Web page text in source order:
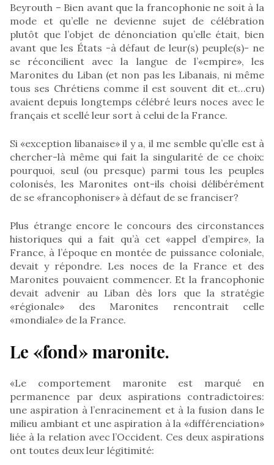
Beyrouth – Bien avant que la francophonie ne soit à la
mode et qu’elle ne devienne sujet de célébration
plutôt que l’objet de dénonciation qu’elle était, bien
avant que les États -à défaut de leur(s) peuple(s)- ne
se réconcilient avec la langue de l’«empire», les
Maronites du Liban (et non pas les Libanais, ni même
tous ses Chrétiens comme il est souvent dit et…cru)
avaient depuis longtemps célébré leurs noces avec le
français et scellé leur sort à celui de la France.
Si «exception libanaise» il y a, il me semble qu’elle est à
chercher-là même qui fait la singularité de ce choix:
pourquoi, seul (ou presque) parmi tous les peuples
colonisés, les Maronites ont-ils choisi délibérément
de se «francophoniser» à défaut de se franciser?
Plus étrange encore le concours des circonstances
historiques qui a fait qu’à cet «appel d’empire», la
France, à l’époque en montée de puissance coloniale,
devait y répondre. Les noces de la France et des
Maronites pouvaient commencer. Et la francophonie
devait advenir au Liban dès lors que la stratégie
«régionale» des Maronites rencontrait celle
«mondiale» de la France.
Le «fond» maronite.
«Le comportement maronite est marqué en
permanence par deux aspirations contradictoires:
une aspiration à l’enracinement et à la fusion dans le
milieu ambiant et une aspiration à la «différenciation»
liée à la relation avec l’Occident. Ces deux aspirations
ont toutes deux leur légitimité: